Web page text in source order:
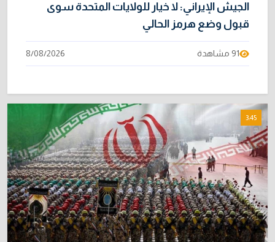
الجيش الإيراني: لا خيار للولايات المتحدة سوى
قبول وضع هرمز الحالي
91 مشاهدة 8/08/2026
3:45